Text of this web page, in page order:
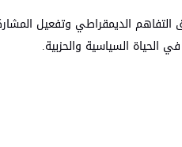
الديمقراطي وتفعيل
الحياة السياسية والحزبية.